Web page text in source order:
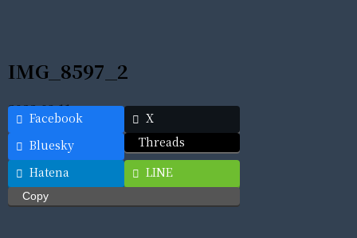
IMG_8597_2
2022.03.11
Facebook
X
Bluesky
Threads
Hatena
LINE
Copy